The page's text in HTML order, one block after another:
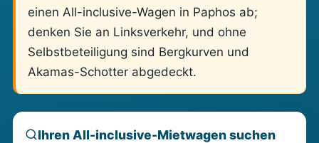
einen All-inclusive-Wagen in Paphos ab;
denken Sie an Linksverkehr, und ohne
Selbstbeteiligung sind Bergkurven und
Akamas-Schotter abgedeckt.
Ihren All-inclusive-Mietwagen suchen